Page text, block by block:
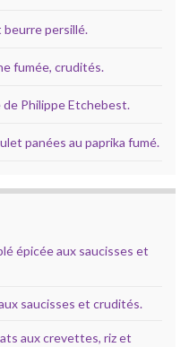
persillé.
fumée, crudités.
de Philippe Etchebest.
panées au paprika fumé.
épicée aux saucisses et
saucisses et crudités.
aux crevettes, riz et